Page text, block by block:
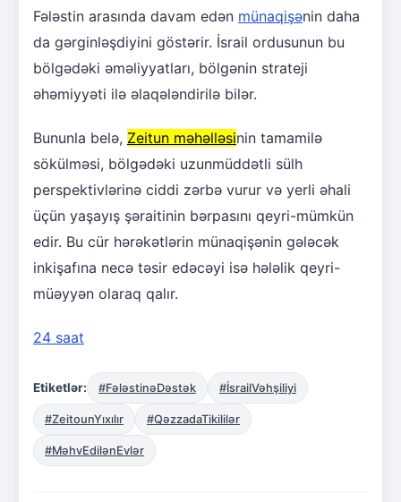
Fələstin arasında davam edən münaqişənin daha
da gərginləşdiyini göstərir. İsrail ordusunun bu
bölgədəki əməliyyatları, bölgənin strateji
əhəmiyyəti ilə əlaqələndirilə bilər.
Bununla belə, Zeitun məhəlləsinin tamamilə
sökülməsi, bölgədəki uzunmüddətli sülh
perspektivlərinə ciddi zərbə vurur və yerli əhali
üçün yaşayış şəraitinin bərpasını qeyri-mümkün
edir. Bu cür hərəkətlərin münaqişənin gələcək
inkişafına necə təsir edəcəyi isə hələlik qeyri-
müəyyən olaraq qalır.
24 saat
Etiketlər: #FələstinəDəstək #İsrailVəhşiliyi
#ZeitounYıxılır #QəzzadaTikililər
#MəhvEdilənEvlər